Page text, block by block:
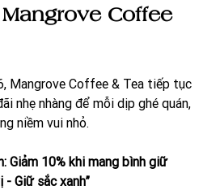
Coffee
Mangrove Coffee & Tea tiếp tục
nhẹ nhàng để mỗi dịp ghé quán,
niềm vui nhỏ.
Giảm 10% khi mang bình giữ
Giữ sắc xanh”